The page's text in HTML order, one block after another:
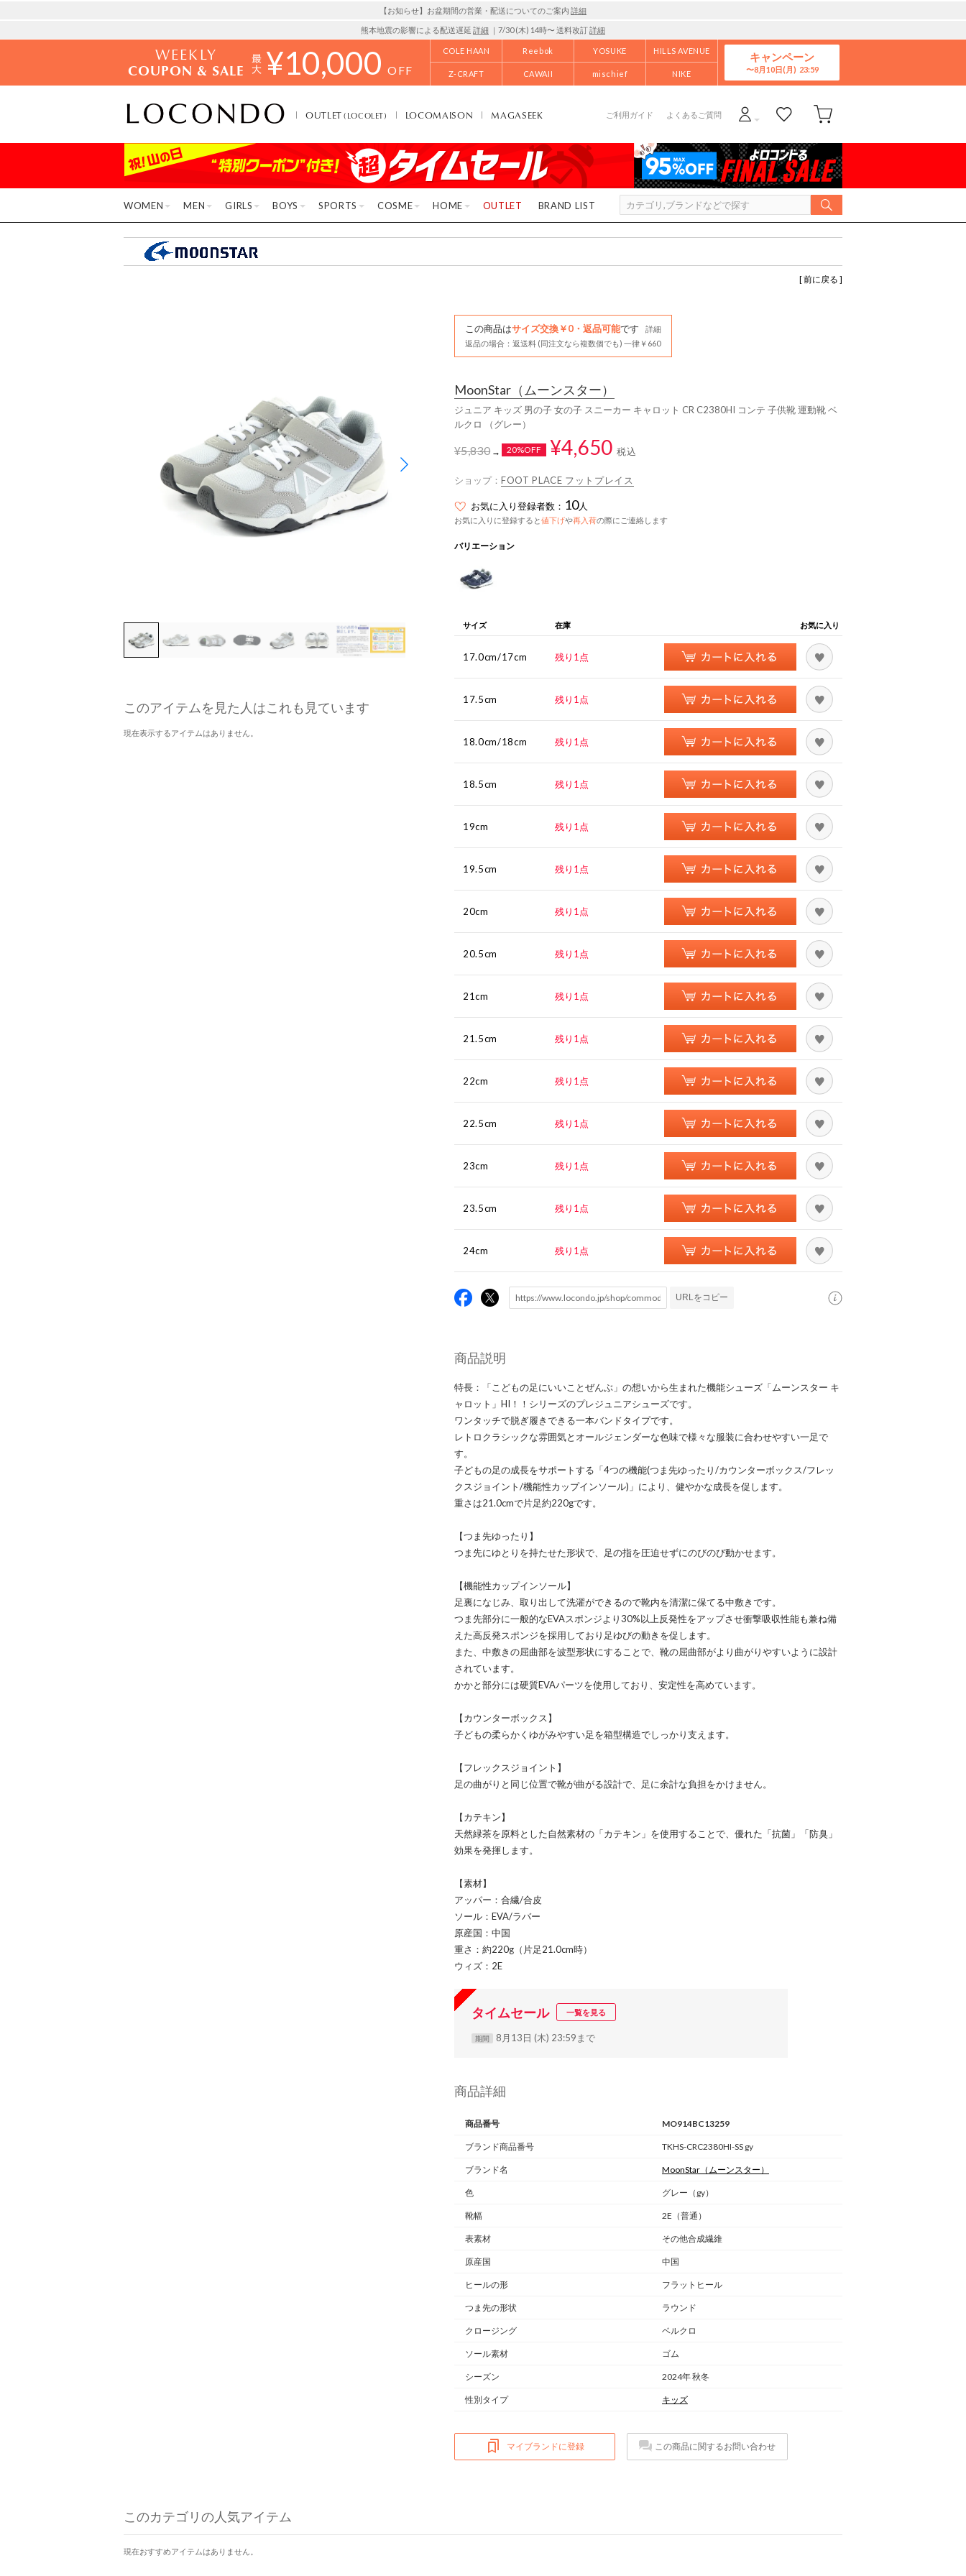
【お知らせ】お盆期間の営業・配送についてのご案内 詳細
熊本地震の影響による配送遅延 詳細 ｜7/30 (木) 14時〜 送料改訂詳細
WEEKLY
COUPON & SALE ¥10,000 OFF
COLE HAAN Reebok YOSUKE HILLS AVENUE
Z-CRAFT CAWAII mischief NIKE
キャンペーン
8月10日(月)
OUTLET(LOCOLET) LOCOMAISON MAGASEEK ご利用ガイド よくあるご質問
WOMEN MEN GIRLS BOYS SPORTS COSME HOME OUTLET BRAND LIST
[ 前に戻る ]
このアイテムを見た人はこれも見ています
現在表示するアイテムはありません。
この商品はサイズ交換￥0・返品可能です
詳細
返品の場合：返送料 (同注文なら複数個でも) 一律￥660
MoonStar （ムーンスター）
ジュニア キッズ 男の子 女の子 スニーカー キャロット CR C2380HI コンテ 子供靴 運動靴 ベ
ルクロ （グレー）
¥5,830→ 20%OFF ¥4,650 税込
ショップ： FOOT PLACE フットプレイス
お気に入り登録者数： 10人
お気に入りに登録すると値下げや再入荷の際にご連絡します
バリエーション
サイズ 在庫 お気に入り
17.0cm/17cm 残り1点
17.5cm 残り1点
18.0cm/18cm 残り1点
18.5cm 残り1点
19cm 残り1点
19.5cm 残り1点
20cm 残り1点
20.5cm 残り1点
21cm 残り1点
21.5cm 残り1点
22cm 残り1点
22.5cm 残り1点
23cm 残り1点
23.5cm 残り1点
24cm 残り1点
URLをコピー
商品説明
特長：「こどもの足にいいことぜんぶ」の想いから生まれた機能シューズ「ムーンスター キ
ャロット」HI！！シリーズのプレジュニアシューズです。
ワンタッチで脱ぎ履きできる一本バンドタイプです。
レトロクラシックな雰囲気とオールジェンダーな色味で様々な服装に合わせやすい一足で
す。
子どもの足の成長をサポートする「4つの機能(つま先ゆったり/カウンターボックス/フレッ
クスジョイント/機能性カップインソール)」により、健やかな成長を促します。
重さは21.0cmで片足約220gです。
【つま先ゆったり】
つま先にゆとりを持たせた形状で、足の指を圧迫せずにのびのび動かせます。
【機能性カップインソール】
足裏になじみ、取り出して洗濯ができるので靴内を清潔に保てる中敷きです。
つま先部分に一般的なEVAスポンジより30%以上反発性をアップさせ衝撃吸収性能も兼ね備
えた高反発スポンジを採用しており足ゆびの動きを促します。
また、中敷きの屈曲部を波型形状にすることで、靴の屈曲部がより曲がりやすいように設計
されています。
かかと部分には硬質EVAパーツを使用しており、安定性を高めています。
【カウンターボックス】
子どもの柔らかくゆがみやすい足を箱型構造でしっかり支えます。
【フレックスジョイント】
足の曲がりと同じ位置で靴が曲がる設計で、足に余計な負担をかけません。
【カテキン】
天然緑茶を原料とした自然素材の「カテキン」を使用することで、優れた「抗菌」「防臭」
効果を発揮します。
【素材】
アッパー：合繊/合皮
ソール：EVA/ラバー
原産国：中国
重さ：約220g（片足21.0cm時）
ウィズ：2E
タイムセール 一覧を見る
期間 8月13日 (木) 23:59まで
商品詳細
商品番号 MO914BC13259
ブランド商品番号 TKHS-CRC2380HI-SS gy
ブランド名 MoonStar （ムーンスター）
色 グレー（gy）
靴幅 2E（普通）
表素材 その他合成繊維
原産国 中国
ヒールの形 フラットヒール
つま先の形状 ラウンド
クロージング ベルクロ
ソール素材 ゴム
シーズン 2024年 秋冬
性別タイプ キッズ
マイブランドに登録 この商品に関するお問い合わせ
このカテゴリの人気アイテム
現在おすすめアイテムはありません。